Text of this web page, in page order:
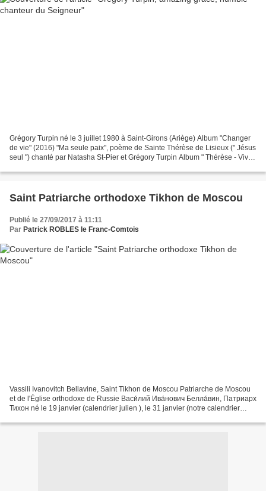
Grégory Turpin né le 3 juillet 1980 à Saint-Girons (Ariège) Album "Changer
de vie" (2016) "Ma seule paix", poème de Sainte Thérèse de Lisieux (" Jésus
seul ") chanté par Natasha St-Pier et Grégory Turpin Album " Thérèse - Vivre
Saint Patriarche orthodoxe Tikhon de Moscou
Publié le 27/09/2017 à 11:11
Par Patrick ROBLES le Franc-Comtois
Vassili Ivanovitch Bellavine, Saint Tikhon de Moscou Patriarche de Moscou
et de l'Église orthodoxe de Russie Васи́лий Ива́нович Белла́вин, Патриарх
Тихон né le 19 janvier (calendrier julien ), le 31 janvier (notre calendrier